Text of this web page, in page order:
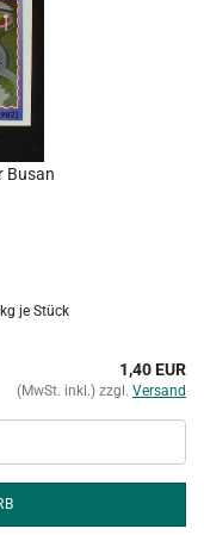
Busan
kg je Stück
1,40 EUR
(MwSt. inkl.) zzgl. Versand